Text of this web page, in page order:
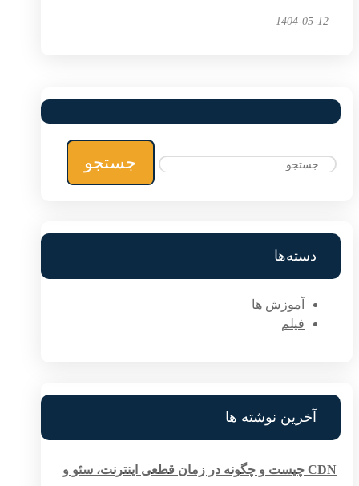
1404-05-12
برای:
دسته‌ها
آموزش ها
فیلم
آخرین نوشته ها
CDN چیست و چگونه در زمان قطعی اینترنت، سئو و